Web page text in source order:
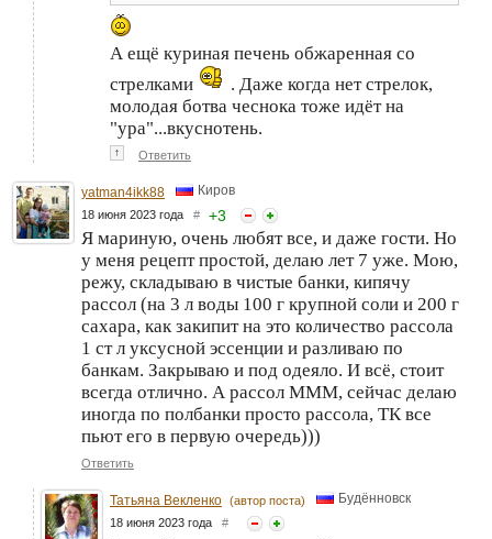
А ещё куриная печень обжаренная со
стрелками
. Даже когда нет стрелок,
молодая ботва чеснока тоже идёт на
"ура"...вкуснотень.
↑ Ответить
yatman4ikk88 Киров
18 июня 2023 года # +3
Я мариную, очень любят все, и даже гости. Но
у меня рецепт простой, делаю лет 7 уже. Мою,
режу, складываю в чистые банки, кипячу
рассол (на 3 л воды 100 г крупной соли и 200 г
сахара, как закипит на это количество рассола
1 ст л уксусной эссенции и разливаю по
банкам. Закрываю и под одеяло. И всё, стоит
всегда отлично. А рассол МММ, сейчас делаю
иногда по полбанки просто рассола, ТК все
пьют его в первую очередь)))
Ответить
Татьяна Векленко (автор поста) Будённовск
18 июня 2023 года #